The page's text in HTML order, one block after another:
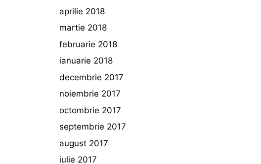
aprilie 2018
martie 2018
februarie 2018
ianuarie 2018
decembrie 2017
noiembrie 2017
octombrie 2017
septembrie 2017
august 2017
iulie 2017